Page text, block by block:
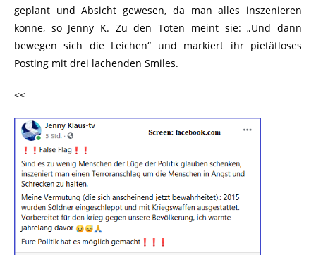
geplant und Absicht gewesen, da man alles inszenieren
könne, so Jenny K. Zu den Toten meint sie: „Und dann
bewegen sich die Leichen“ und markiert ihr pietätloses
Posting mit drei lachenden Smiles.
<<